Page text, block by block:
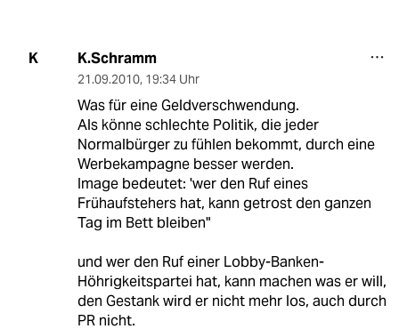
K K.Schramm
21.09.2010, 19:34 Uhr
Was für eine Geldverschwendung.
Als könne schlechte Politik, die jeder
Normalbürger zu fühlen bekommt, durch eine
Werbekampagne besser werden.
Image bedeutet: 'wer den Ruf eines
Frühaufstehers hat, kann getrost den ganzen
Tag im Bett bleiben"
und wer den Ruf einer Lobby-Banken-
Höhrigkeitspartei hat, kann machen was er will,
den Gestank wird er nicht mehr los, auch durch
PR nicht.